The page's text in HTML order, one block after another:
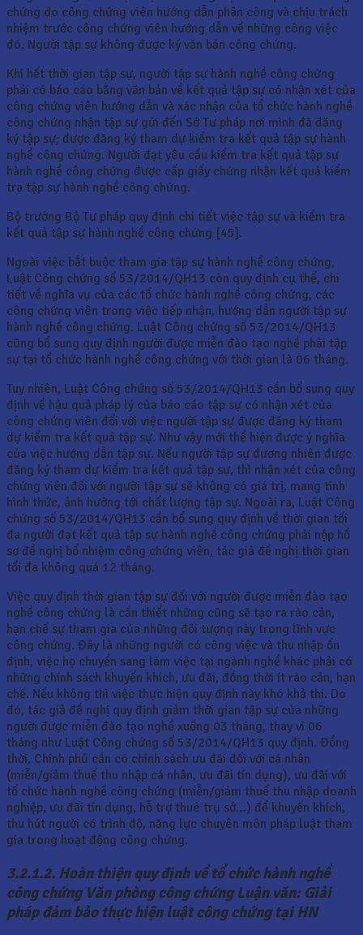
chứng do công chứng viên hướng dẫn phân công và chịu trách
nhiệm trước công chứng viên hướng dẫn về những công việc
đó. Người tập sự không được ký văn bản công chứng.
Khi hết thời gian tập sự, người tập sự hành nghề công chứng
phải có báo cáo bằng văn bản về kết quả tập sự có nhận xét của
công chứng viên hướng dẫn và xác nhận của tổ chức hành nghề
công chứng nhận tập sự gửi đến Sở Tư pháp nơi mình đã đăng
ký tập sự; được đăng ký tham dự kiểm tra kết quả tập sự hành
nghề công chứng. Người đạt yêu cầu kiểm tra kết quả tập sự
hành nghề công chứng được cấp giấy chứng nhận kết quả kiểm
tra tập sự hành nghề công chứng.
Bộ trưởng Bộ Tư pháp quy định chi tiết việc tập sự và kiểm tra
kết quả tập sự hành nghề công chứng [45].
Ngoài việc bắt buộc tham gia tập sự hành nghề công chứng,
Luật Công chứng số 53/2014/QH13 còn quy định cụ thể, chi
tiết về nghĩa vụ của các tổ chức hành nghề công chứng, các
công chứng viên trong việc tiếp nhận, hướng dẫn người tập sự
hành nghề công chứng. Luật Công chứng số 53/2014/QH13
cũng bổ sung quy định người được miễn đào tạo nghề phải tập
sự tại tổ chức hành nghề công chứng với thời gian là 06 tháng.
Tuy nhiên, Luật Công chứng số 53/2014/QH13 cần bổ sung quy
định về hậu quả pháp lý của báo cáo tập sự có nhận xét của
công chứng viên đối với việc người tập sự được đăng ký tham
dự kiểm tra kết quả tập sự. Như vậy mới thể hiện được ý nghĩa
của việc hướng dẫn tập sự. Nếu người tập sự đương nhiên được
đăng ký tham dự kiểm tra kết quả tập sự, thì nhận xét của công
chứng viên đối với người tập sự sẽ không có giá trị, mang tính
hình thức, ảnh hưởng tới chất lượng tập sự. Ngoài ra, Luật Công
chứng số 53/2014/QH13 cần bổ sung quy định về thời gian tối
đa người đạt kết quả tập sự hành nghề công chứng phải nộp hồ
sơ đề nghị bổ nhiệm công chứng viên, tác giả đề nghị thời gian
tối đa không quá 12 tháng.
Việc quy định thời gian tập sự đối với người được miễn đào tạo
nghề công chứng là cần thiết những cũng sẽ tạo ra rào cản,
hạn chế sự tham gia của những đối tượng này trong lĩnh vực
công chứng. Đây là những người có công việc và thu nhập ổn
định, việc họ chuyển sang làm việc tại ngành nghề khác phải có
những chính sách khuyến khích, ưu đãi, đồng thời ít rào cản, hạn
chế. Nếu không thì việc thực hiện quy định này khó khả thi. Do
đó, tác giả đề nghị quy định giảm thời gian tập sự của những
người được miễn đào tạo nghề xuống 03 tháng, thay vì 06
tháng như Luật Công chứng số 53/2014/QH13 quy định. Đồng
thời, Chính phủ cần có chính sách ưu đãi đối với cá nhân
(miễn/giảm thuế thu nhập cá nhân, ưu đãi tín dụng), ưu đãi với
tổ chức hành nghề công chứng (miễn/giảm thuế thu nhập doanh
nghiệp, ưu đãi tín dụng, hỗ trợ thuê trụ sở…) để khuyến khích,
thu hút người có trình độ, năng lực chuyên môn pháp luật tham
gia trong hoạt động công chứng.
3.2.1.2. Hoàn thiện quy định về tổ chức hành nghề
công chứng Văn phòng công chứng Luận văn: Giải
pháp đảm bảo thực hiện luật công chứng tại HN